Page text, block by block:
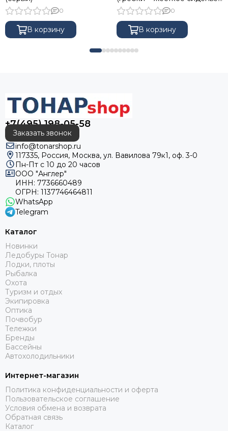
0
В корзину
серый
0
В корзину
+7(495) 198-05-58
Заказать звонок
info@tonarshop.ru
117335, Россия, Москва, ул. Вавилова 79к1, оф. 3-0
Пн-Пт с 10 до 20 часов
ООО "Англер"
ИНН: 7736660489
ОГРН: 1137746464811
WhatsApp
Telegram
Каталог
Новинки
Ледобуры Тонар
Лодки, плоты
Рыбалка
Охота
Туризм и отдых
Экипировка
Оптика
Почвобур
Тележки
Бренды
Бассейны
Автохолодильники
Интернет-магазин
Политика конфиденциальности и оферта
Пользовательское соглашение
Условия обмена и возврата
Обратная связь
Каталог